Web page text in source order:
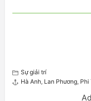
Sự giải trí
Hà Anh, Lan Phương, Phi